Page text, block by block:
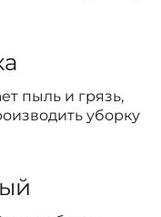
пыль и грязь,
уборку